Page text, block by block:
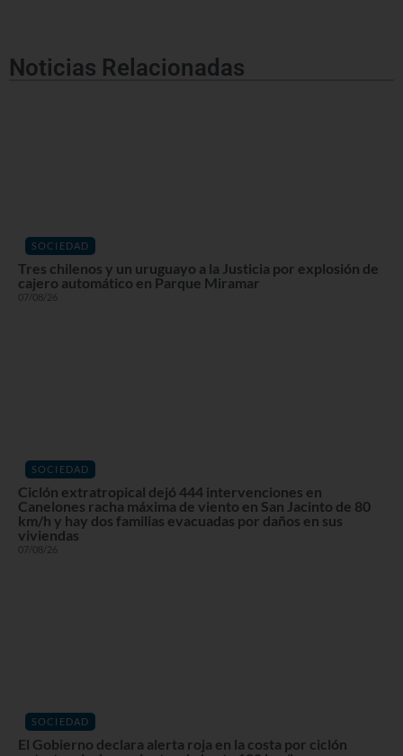
Noticias Relacionadas
SOCIEDAD
Tres chilenos y un uruguayo a la Justicia por explosión de
cajero automático en Parque Miramar
07/08/26
SOCIEDAD
Ciclón extratropical dejó 444 intervenciones en
Canelones racha máxima de viento en San Jacinto de 80
km/h y hay dos familias evacuadas por daños en sus
viviendas
07/08/26
SOCIEDAD
El Gobierno declara alerta roja en la costa por ciclón